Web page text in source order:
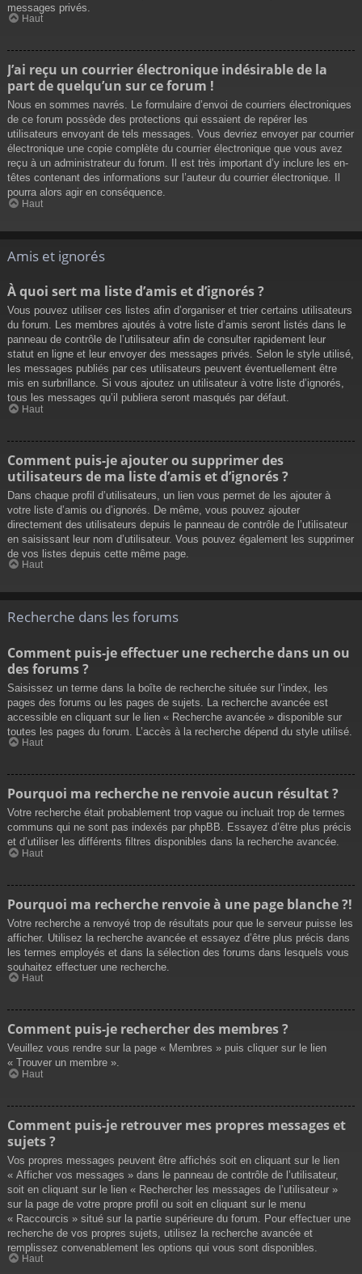
messages privés.
Haut
J’ai reçu un courrier électronique indésirable de la
part de quelqu’un sur ce forum !
Nous en sommes navrés. Le formulaire d’envoi de courriers électroniques
de ce forum possède des protections qui essaient de repérer les
utilisateurs envoyant de tels messages. Vous devriez envoyer par courrier
électronique une copie complète du courrier électronique que vous avez
reçu à un administrateur du forum. Il est très important d’y inclure les en-
têtes contenant des informations sur l’auteur du courrier électronique. Il
pourra alors agir en conséquence.
Haut
Amis et ignorés
À quoi sert ma liste d’amis et d’ignorés ?
Vous pouvez utiliser ces listes afin d’organiser et trier certains utilisateurs
du forum. Les membres ajoutés à votre liste d’amis seront listés dans le
panneau de contrôle de l’utilisateur afin de consulter rapidement leur
statut en ligne et leur envoyer des messages privés. Selon le style utilisé,
les messages publiés par ces utilisateurs peuvent éventuellement être
mis en surbrillance. Si vous ajoutez un utilisateur à votre liste d’ignorés,
tous les messages qu’il publiera seront masqués par défaut.
Haut
Comment puis-je ajouter ou supprimer des
utilisateurs de ma liste d’amis et d’ignorés ?
Dans chaque profil d’utilisateurs, un lien vous permet de les ajouter à
votre liste d’amis ou d’ignorés. De même, vous pouvez ajouter
directement des utilisateurs depuis le panneau de contrôle de l’utilisateur
en saisissant leur nom d’utilisateur. Vous pouvez également les supprimer
de vos listes depuis cette même page.
Haut
Recherche dans les forums
Comment puis-je effectuer une recherche dans un ou
des forums ?
Saisissez un terme dans la boîte de recherche située sur l’index, les
pages des forums ou les pages de sujets. La recherche avancée est
accessible en cliquant sur le lien « Recherche avancée » disponible sur
toutes les pages du forum. L’accès à la recherche dépend du style utilisé.
Haut
Pourquoi ma recherche ne renvoie aucun résultat ?
Votre recherche était probablement trop vague ou incluait trop de termes
communs qui ne sont pas indexés par phpBB. Essayez d’être plus précis
et d’utiliser les différents filtres disponibles dans la recherche avancée.
Haut
Pourquoi ma recherche renvoie à une page blanche ?!
Votre recherche a renvoyé trop de résultats pour que le serveur puisse les
afficher. Utilisez la recherche avancée et essayez d’être plus précis dans
les termes employés et dans la sélection des forums dans lesquels vous
souhaitez effectuer une recherche.
Haut
Comment puis-je rechercher des membres ?
Veuillez vous rendre sur la page « Membres » puis cliquer sur le lien
« Trouver un membre ».
Haut
Comment puis-je retrouver mes propres messages et
sujets ?
Vos propres messages peuvent être affichés soit en cliquant sur le lien
« Afficher vos messages » dans le panneau de contrôle de l’utilisateur,
soit en cliquant sur le lien « Rechercher les messages de l’utilisateur »
sur la page de votre propre profil ou soit en cliquant sur le menu
« Raccourcis » situé sur la partie supérieure du forum. Pour effectuer une
recherche de vos propres sujets, utilisez la recherche avancée et
remplissez convenablement les options qui vous sont disponibles.
Haut